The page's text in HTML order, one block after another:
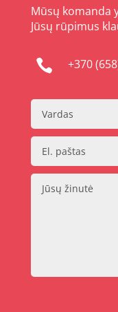
Mūsų komanda
Jūsų rūpimus
 +370